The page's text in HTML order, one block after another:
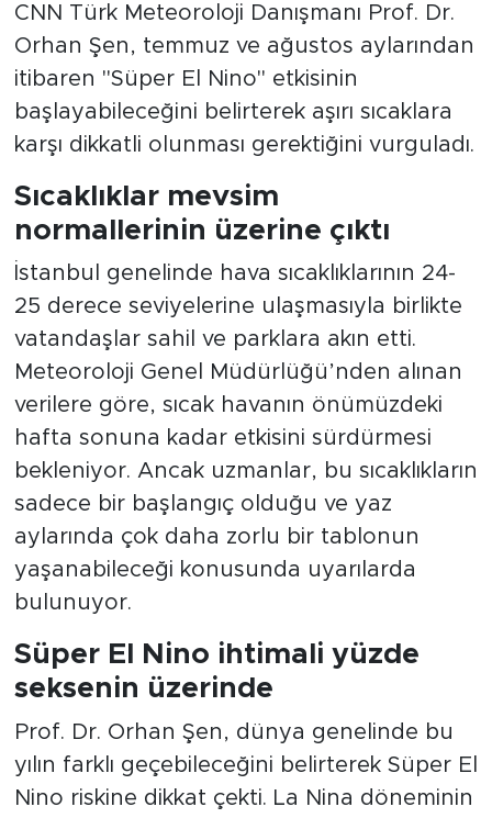
CNN Türk Meteoroloji Danışmanı Prof. Dr.
Orhan Şen, temmuz ve ağustos aylarından
itibaren "Süper El Nino" etkisinin
başlayabileceğini belirterek aşırı sıcaklara
karşı dikkatli olunması gerektiğini vurguladı.
Sıcaklıklar mevsim
normallerinin üzerine çıktı
İstanbul genelinde hava sıcaklıklarının 24-
25 derece seviyelerine ulaşmasıyla birlikte
vatandaşlar sahil ve parklara akın etti.
Meteoroloji Genel Müdürlüğü’nden alınan
verilere göre, sıcak havanın önümüzdeki
hafta sonuna kadar etkisini sürdürmesi
bekleniyor. Ancak uzmanlar, bu sıcaklıkların
sadece bir başlangıç olduğu ve yaz
aylarında çok daha zorlu bir tablonun
yaşanabileceği konusunda uyarılarda
bulunuyor.
Süper El Nino ihtimali yüzde
seksenin üzerinde
Prof. Dr. Orhan Şen, dünya genelinde bu
yılın farklı geçebileceğini belirterek Süper El
Nino riskine dikkat çekti. La Nina döneminin